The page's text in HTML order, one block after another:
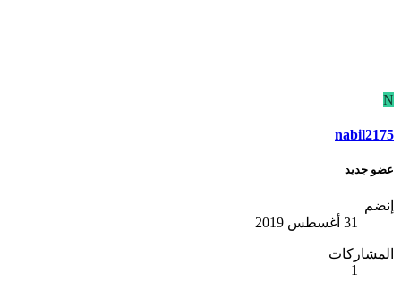
N
nabil2175
عضو جديد
إنضم
31 أغسطس 2019
المشاركات
1